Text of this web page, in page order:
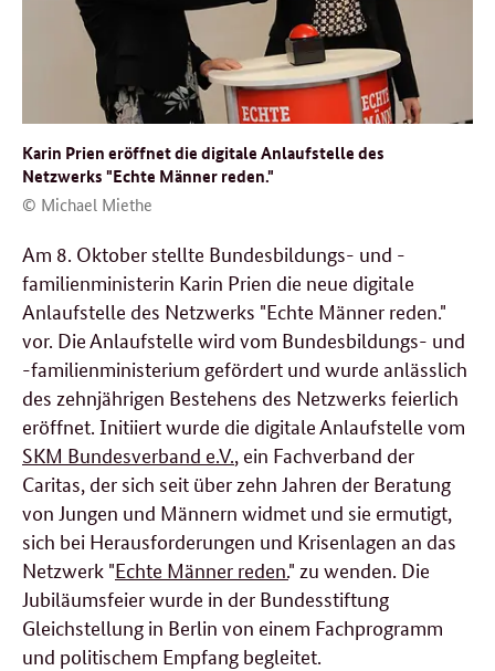
Karin Prien eröffnet die digitale Anlaufstelle des
Netzwerks "Echte Männer reden."
© Michael Miethe
Am 8. Oktober stellte Bundesbildungs- und -
familienministerin Karin Prien die neue digitale
Anlaufstelle des Netzwerks "Echte Männer reden."
vor. Die Anlaufstelle wird vom Bundesbildungs- und
-familienministerium gefördert und wurde anlässlich
des zehnjährigen Bestehens des Netzwerks feierlich
eröffnet. Initiiert wurde die digitale Anlaufstelle vom
SKM Bundesverband e.V., ein Fachverband der
Caritas, der sich seit über zehn Jahren der Beratung
von Jungen und Männern widmet und sie ermutigt,
sich bei Herausforderungen und Krisenlagen an das
Netzwerk "Echte Männer reden." zu wenden. Die
Jubiläumsfeier wurde in der Bundesstiftung
Gleichstellung in Berlin von einem Fachprogramm
und politischem Empfang begleitet.